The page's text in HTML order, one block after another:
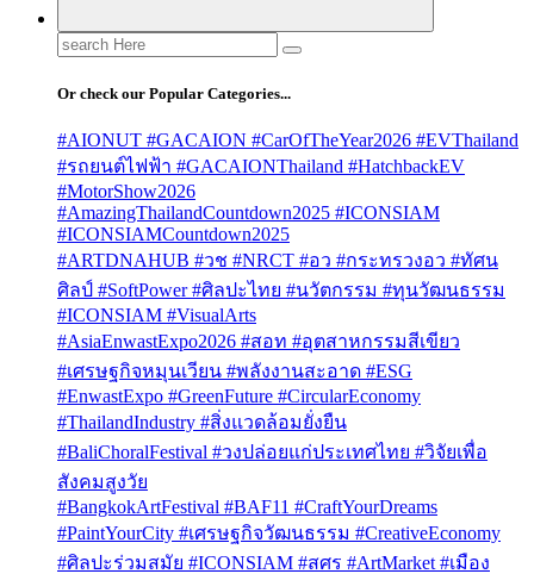
Search
for:
Or check our Popular Categories...
#AIONUT #GACAION #CarOfTheYear2026 #EVThailand
#รถยนต์ไฟฟ้า #GACAIONThailand #HatchbackEV
#MotorShow2026
#AmazingThailandCountdown2025 #ICONSIAM
#ICONSIAMCountdown2025
#ARTDNAHUB #วช #NRCT #อว #กระทรวงอว #ทัศน
ศิลป์ #SoftPower #ศิลปะไทย #นวัตกรรม #ทุนวัฒนธรรม
#ICONSIAM #VisualArts
#AsiaEnwastExpo2026 #สอท #อุตสาหกรรมสีเขียว
#เศรษฐกิจหมุนเวียน #พลังงานสะอาด #ESG
#EnwastExpo #GreenFuture #CircularEconomy
#ThailandIndustry #สิ่งแวดล้อมยั่งยืน
#BaliChoralFestival #วงปล่อยแก่ประเทศไทย #วิจัยเพื่อ
สังคมสูงวัย
#BangkokArtFestival #BAF11 #CraftYourDreams
#PaintYourCity #เศรษฐกิจวัฒนธรรม #CreativeEconomy
#ศิลปะร่วมสมัย #ICONSIAM #สศร #ArtMarket #เมือง